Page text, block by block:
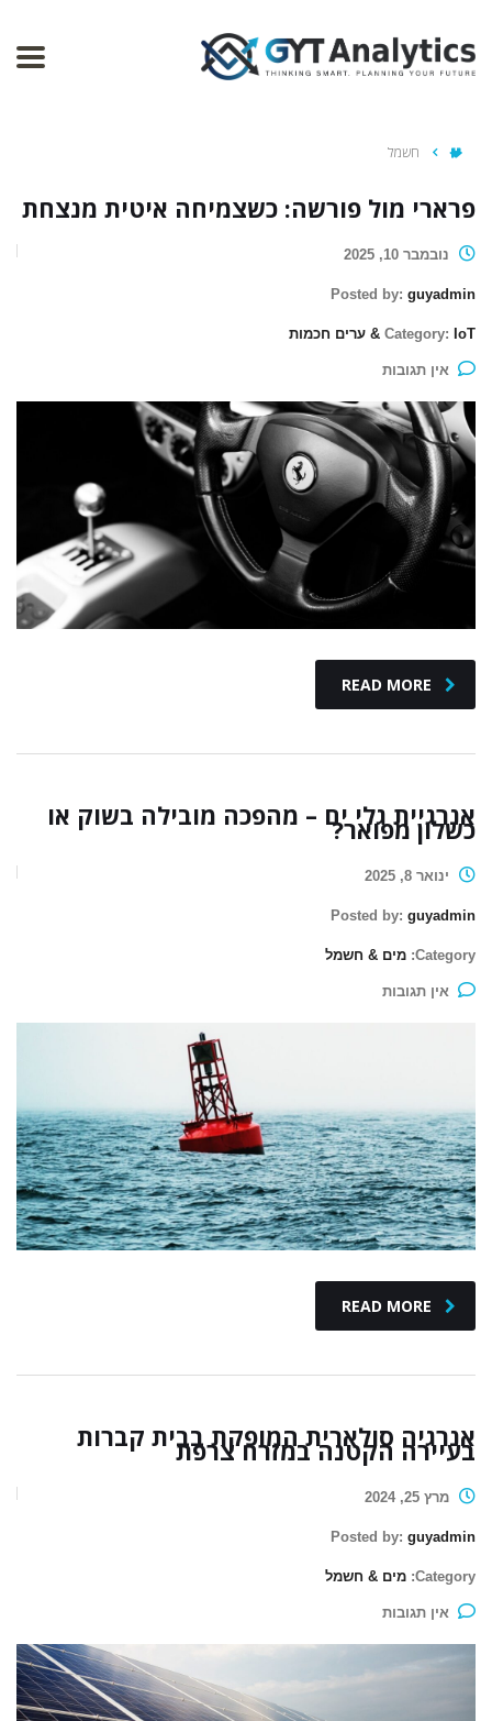
חשמל
פרארי מול פורשה: כשצמיחה איטית מנצחת
נובמבר 10, 2025
Posted by: guyadmin
Category: IoT & ערים חכמות
אין תגובות
READ MORE
אנרגיית גלי ים – מהפכה מובילה בשוק או
כשלון מפואר?
ינואר 8, 2025
Posted by: guyadmin
Category: מים & חשמל
אין תגובות
READ MORE
אנרגיה סולארית המופקת בבית קברות
בעיירה הקטנה במזרח צרפת
מרץ 25, 2024
Posted by: guyadmin
Category: מים & חשמל
אין תגובות